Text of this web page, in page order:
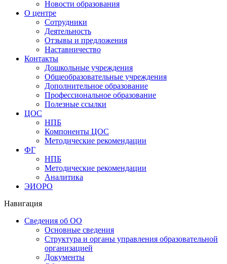
Новости образования
О центре
Сотрудники
Деятельность
Отзывы и предложения
Наставничество
Контакты
Дошкольные учреждения
Общеобразовательные учреждения
Дополнительное образование
Профессиональное образование
Полезные ссылки
ЦОС
НПБ
Компоненты ЦОС
Методические рекомендации
ФГ
НПБ
Методические рекомендации
Аналитика
ЭИОРО
Навигация
Сведения об ОО
Основные сведения
Структура и органы управления образовательной
организацией
Документы